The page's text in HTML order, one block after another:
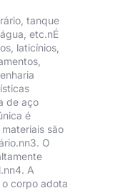
tanque
etc.nÉ
laticínios,
de aço
é
são
O
A
corpo adota